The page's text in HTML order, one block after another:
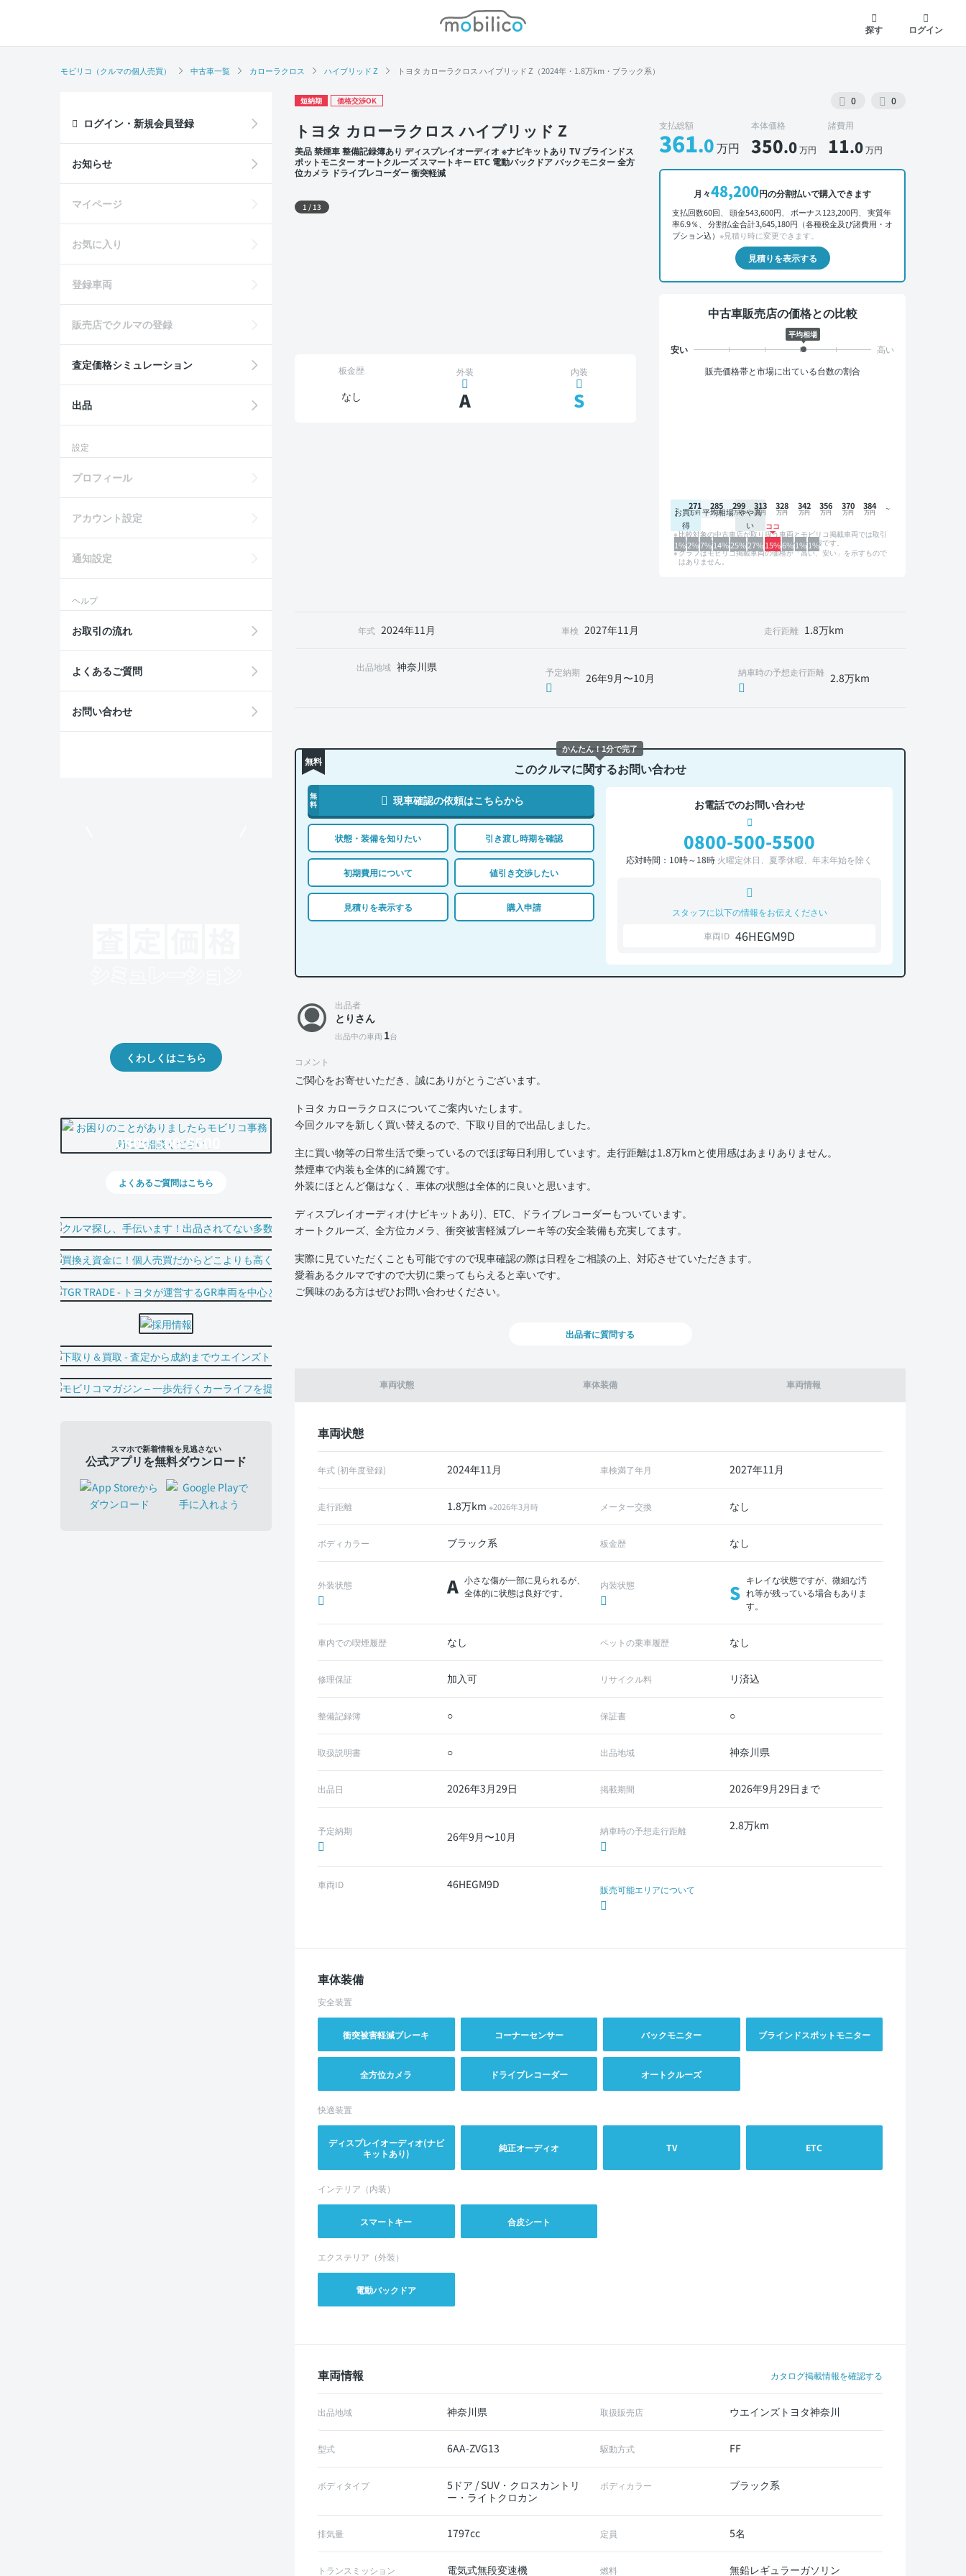
モビリコ
探す
ログイン
モビリコ（クルマの個人売買） 中古車一覧 カローラクロス ハイブリッド Z トヨタ カローラクロス ハイブリッド Z（2024年・1.8万km・ブラック系）
短納期 価格交渉OK 0 0
トヨタ カローラクロス ハイブリッド Z
美品 禁煙車 整備記録簿あり ディスプレイオーディオ ※ナビキットあり TV ブラインドス
ポットモニター オートクルーズ スマートキー ETC 電動バックドア バックモニター 全方
位カメラ ドライブレコーダー 衝突軽減
外装 左前
1 /13
支払総額
361.0万円
本体価格
350.0万円
諸費用
11.0万円
月々48,200円の分割払いで購入できます
支払回数60回、 頭金543,600円、 ボーナス123,200円、 実質年
率6.9％、 分割払金合計3,645,180円（各種税金及び諸費用・オ
プション込） ※見積り時に変更できます。
見積りを表示する
中古車販売店の価格との比較
平均相場
販売価格帯と市場に出ている台数の割合
お買い
得
平均相場 やや高
い
1%2%7%14%25%27%15%6%1%1%
271 285 299 313 328 342 356 370 384
比較対象の中古車店が取り扱う車両とモビリコ掲載車両では取引
形態や条件が異なるため、グラフは参考情報です。
グラフはモビリコ掲載車両の価格が「高い、安い」を示すもので
はありません。
板金歴
なし
外装
A
内装
S
年式 2024年11月 車検 2027年11月 走行距離 1.8万km
出品地域 神奈川県 予定納期 26年9月〜10月 納車時の予想走行距離 2.8万km
無料 このクルマに関するお問い合わせ
無
料
現車確認の依頼はこちらから
状態・装備を知りたい 引き渡し時期を確認
初期費用について 値引き交渉したい
見積りを表示する 購入申請
お電話でのお問い合わせ
0800-500-5500
応対時間：10時～18時 火曜定休日、夏季休暇、年末年始を除く
スタッフに以下の情報をお伝えください
車両ID 46HEGM9D
車両状態 車体装備 車両情報
車両状態
年式 (初年度登録) 2024年11月 車検満了年月 2027年11月
走行距離 1.8万km ※2026年3月時 メーター交換 なし
ボディカラー ブラック系 板金歴 なし
外装状態 A 小さな傷が一部に見られるが、
全体的に状態は良好です。
内装状態 S
キレイな状態ですが、微細な汚
れ等が残っている場合もありま
す。
車内での喫煙履歴 なし ペットの乗車履歴 なし
修理保証 加入可 リサイクル料 リ済込
整備記録簿 ○ 保証書 ○
取扱説明書 ○ 出品地域 神奈川県
出品日 2026年3月29日 掲載期間 2026年9月29日まで
予定納期 26年9月〜10月 納車時の予想走行距離 2.8万km
車両ID 46HEGM9D 販売可能エリアについて
車体装備
安全装置
衝突被害軽減ブレーキ コーナーセンサー バックモニター ブラインドスポットモニター
全方位カメラ ドライブレコーダー オートクルーズ
快適装置
ディスプレイオーディオ(ナビ
キットあり)
純正オーディオ TV ETC
インテリア（内装）
スマートキー 合皮シート
エクステリア（外装）
電動バックドア
車両情報 カタログ掲載情報を確認する
出品地域 神奈川県 取扱販売店 ウエインズトヨタ神奈川
型式 6AA-ZVG13 駆動方式 FF
ボディタイプ
5ドア / SUV・クロスカントリ
ー・ライトクロカン
ボディカラー ブラック系
排気量 1797cc 定員 5名
トランスミッション 電気式無段変速機 燃料 無鉛レギュラーガソリン
出品者
とりさん
出品中の車両 1台
コメント
ご関心をお寄せいただき、誠にありがとうございます。
トヨタ カローラクロスについてご案内いたします。
今回クルマを新しく買い替えるので、下取り目的で出品しました。
主に買い物等の日常生活で乗っているのでほぼ毎日利用しています。走行距離は1.8万kmと使用感はあまりありません。
禁煙車で内装も全体的に綺麗です。
外装にほとんど傷はなく、車体の状態は全体的に良いと思います。
ディスプレイオーディオ(ナビキットあり)、ETC、ドライブレコーダーもついています。
オートクルーズ、全方位カメラ、衝突被害軽減ブレーキ等の安全装備も充実してます。
実際に見ていただくことも可能ですので現車確認の際は日程をご相談の上、対応させていただきます。
愛着あるクルマですので大切に乗ってもらえると幸いです。
ご興味のある方はぜひお問い合わせください。
出品者に質問する
ログイン・新規会員登録
お知らせ
マイページ
お気に入り
登録車両
販売店でクルマの登録
査定価格シミュレーション
出品
設定
プロフィール
アカウント設定
通知設定
ヘルプ
お取引の流れ
よくあるご質問
お問い合わせ
くわしくはこちら
0800-500-5500
よくあるご質問はこちら
スマホで新着情報を見逃さない
公式アプリを無料ダウンロード
かんたん！1分で完了